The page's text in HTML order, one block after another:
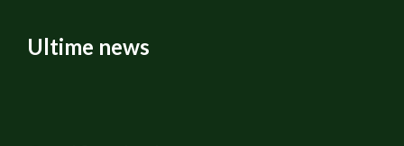
Vino Rosato Alternativa
PREPARAZIONE
Ultime news